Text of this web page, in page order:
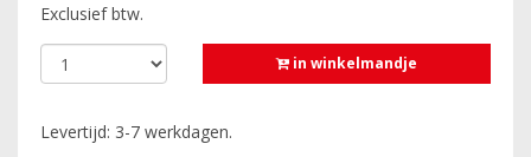
Exclusief btw.
in winkelmandje
Levertijd: 3-7 werkdagen.